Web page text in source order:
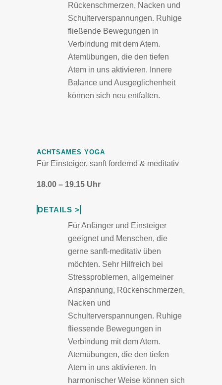
Rückenschmerzen, Nacken und
Schulterverspannungen. Ruhige
fließende Bewegungen in
Verbindung mit dem Atem.
Atemübungen, die den tiefen
Atem in uns aktivieren. Innere
Balance und Ausgeglichenheit
können sich neu entfalten.
ACHTSAMES YOGA
Für Einsteiger, sanft fordernd & meditativ
18.00 – 19.15 Uhr
DETAILS >
Für Anfänger und Einsteiger
geeignet und Menschen, die
gerne sanft-meditativ üben
möchten. Sehr Hilfreich bei
Stressproblemen, allgemeiner
Anspannung, Rückenschmerzen,
Nacken und
Schulterverspannungen. Ruhige
fliessende Bewegungen in
Verbindung mit dem Atem.
Atemübungen, die den tiefen
Atem in uns aktivieren. In
harmonischer Weise können sich